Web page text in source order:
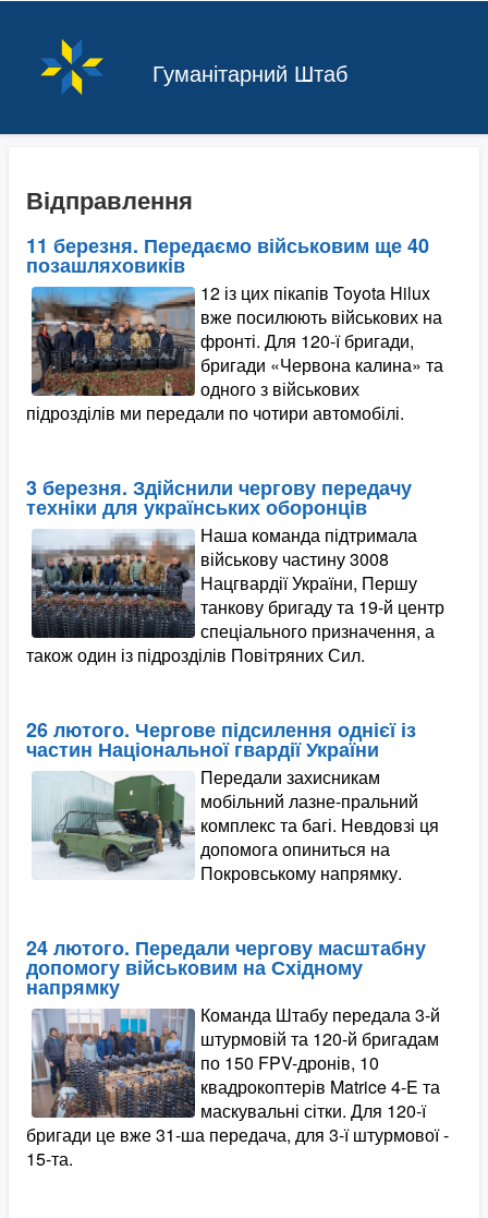
Гуманітарний Штаб
Відправлення
11 березня. Передаємо військовим ще 40
позашляховиків
12 із цих пікапів Toyota Hilux
вже посилюють військових на
фронті. Для 120-ї бригади,
бригади «Червона калина» та
одного з військових
підрозділів ми передали по чотири автомобілі.
3 березня. Здійснили чергову передачу
техніки для українських оборонців
Наша команда підтримала
військову частину 3008
Нацгвардії України, Першу
танкову бригаду та 19-й центр
спеціального призначення, а
також один із підрозділів Повітряних Сил.
26 лютого. Чергове підсилення однієї із
частин Національної гвардії України
Передали захисникам
мобільний лазне-пральний
комплекс та багі. Невдовзі ця
допомога опиниться на
Покровському напрямку.
24 лютого. Передали чергову масштабну
допомогу військовим на Східному
напрямку
Команда Штабу передала 3-й
штурмовій та 120-й бригадам
по 150 FPV-дронів, 10
квадрокоптерів Matrice 4-E та
маскувальні сітки. Для 120-ї
бригади це вже 31-ша передача, для 3-ї штурмової -
15-та.